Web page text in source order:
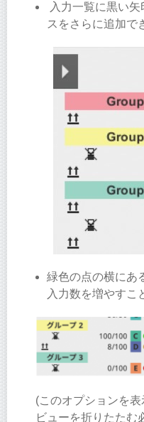
入力一覧に黒い
スをさらに追加で
緑色の点の横にあ
入力数を増やすこ
(このオプションを
ビューを折りたたむ